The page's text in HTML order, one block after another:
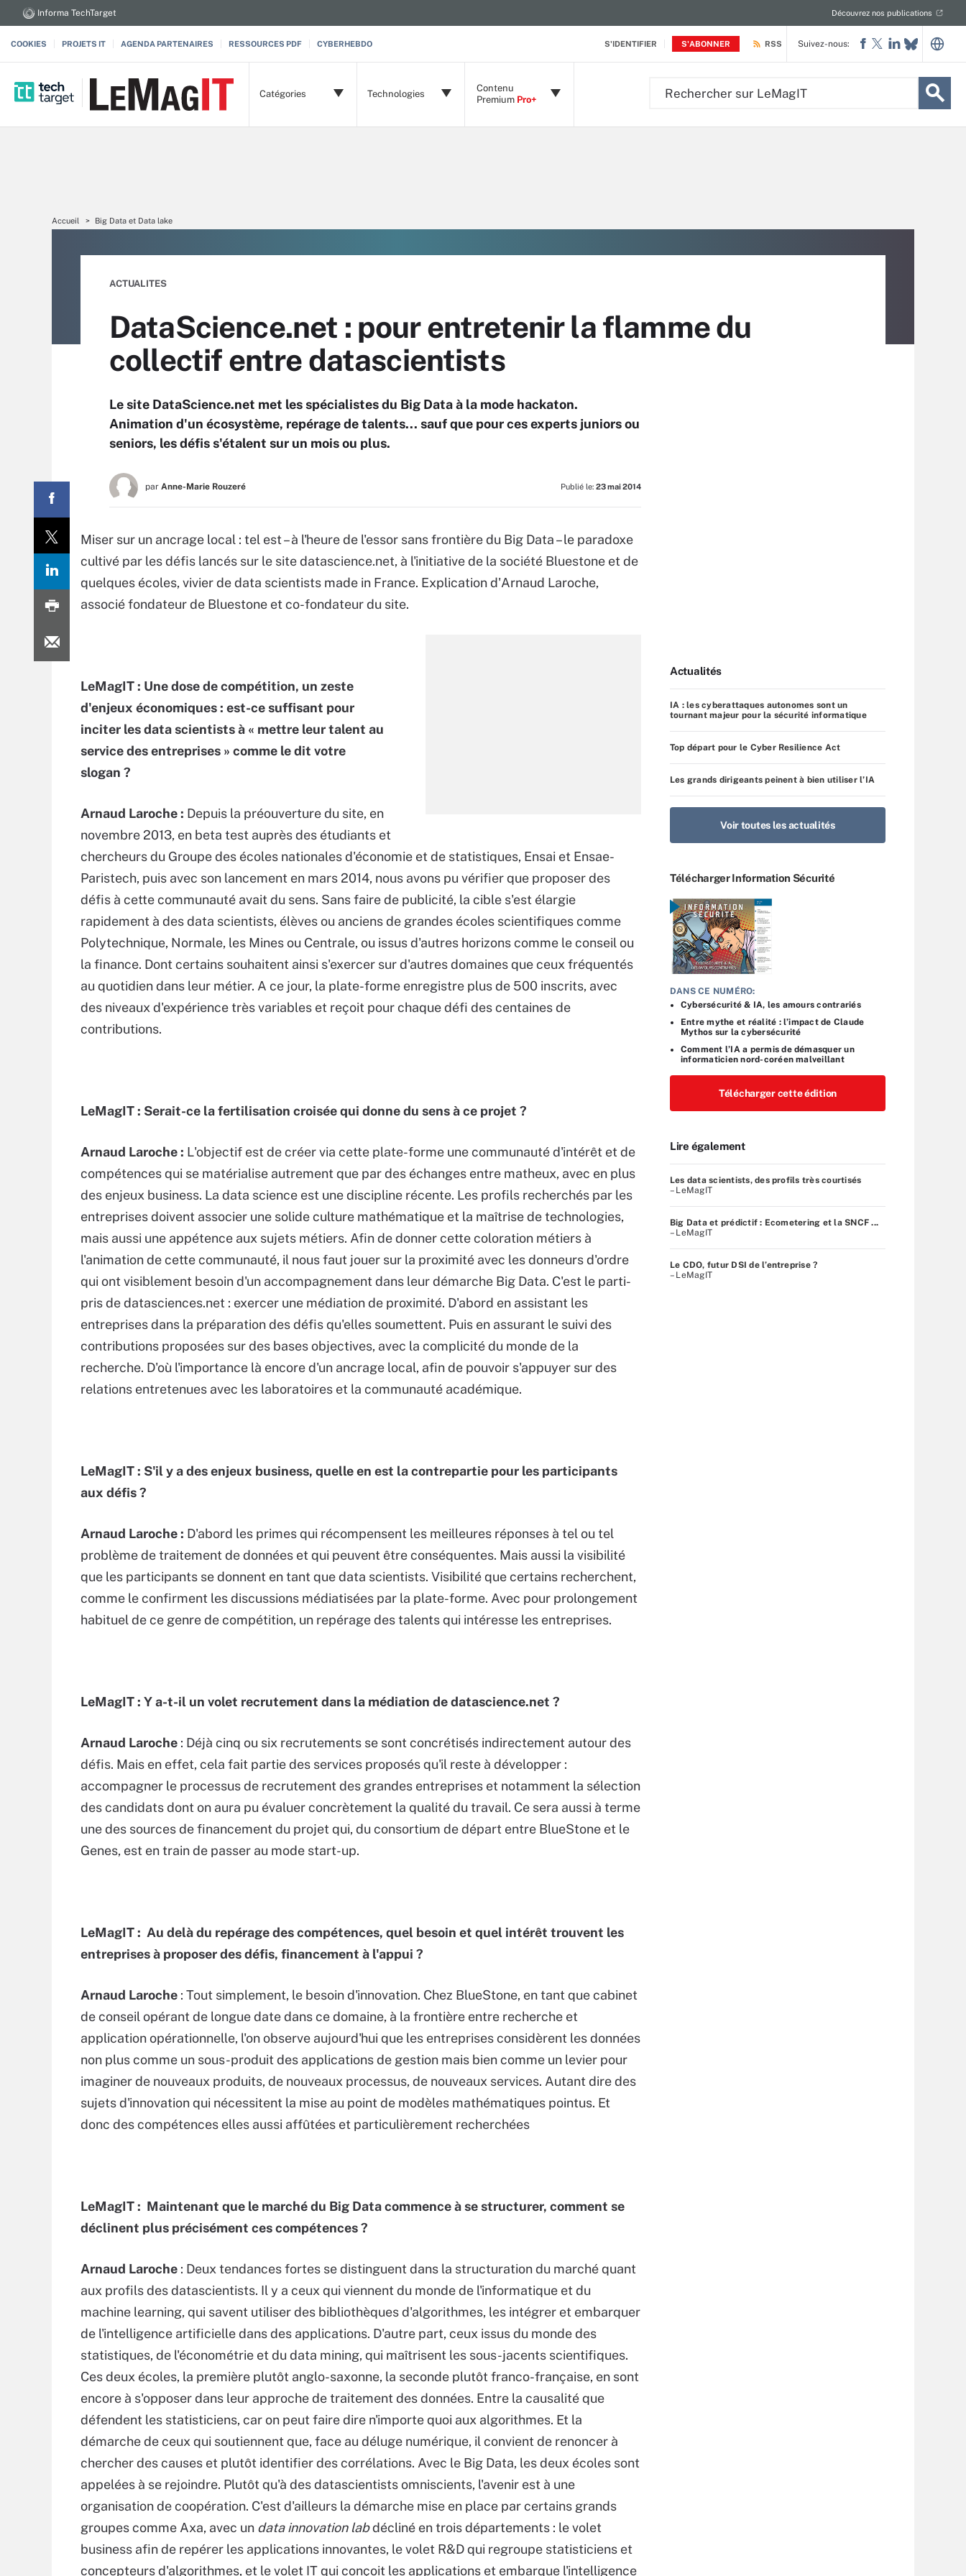
S'IDENTIFIER S'ABONNER
Informa TechTarget Découvrez nos publications
COOKIES PROJETS IT AGENDA PARTENAIRES RESSOURCES PDF CYBERHEBDO RSS
Catégories Technologies
Contenu
Premium Pro+
Suivez-nous:
Accueil Big Data et Data lake
ACTUALITES
DataScience.net : pour entretenir la flamme du
collectif entre datascientists
Le site DataScience.net met les spécialistes du Big Data à la mode hackaton.
Animation d'un écosystème, repérage de talents... sauf que pour ces experts juniors ou
seniors, les défis s'étalent sur un mois ou plus.
par Anne-Marie Rouzeré Publié le: 23 mai 2014
Miser sur un ancrage local : tel est – à l'heure de l'essor sans frontière du Big Data – le paradoxe
cultivé par les défis lancés sur le site datascience.net, à l'initiative de la société Bluestone et de
quelques écoles, vivier de data scientists made in France. Explication d'Arnaud Laroche,
associé fondateur de Bluestone et co-fondateur du site.
LeMagIT : Une dose de compétition, un zeste
d'enjeux économiques : est-ce suffisant pour
inciter les data scientists à « mettre leur talent au
service des entreprises » comme le dit votre
slogan ?
Arnaud Laroche : Depuis la préouverture du site, en
novembre 2013, en beta test auprès des étudiants et
chercheurs du Groupe des écoles nationales d'économie et de statistiques, Ensai et Ensae-
Paristech, puis avec son lancement en mars 2014, nous avons pu vérifier que proposer des
défis à cette communauté avait du sens. Sans faire de publicité, la cible s'est élargie
rapidement à des data scientists, élèves ou anciens de grandes écoles scientifiques comme
Polytechnique, Normale, les Mines ou Centrale, ou issus d'autres horizons comme le conseil ou
la finance. Dont certains souhaitent ainsi s'exercer sur d'autres domaines que ceux fréquentés
au quotidien dans leur métier. A ce jour, la plate-forme enregistre plus de 500 inscrits, avec
des niveaux d'expérience très variables et reçoit pour chaque défi des centaines de
contributions.
LeMagIT : Serait-ce la fertilisation croisée qui donne du sens à ce projet ?
Arnaud Laroche : L'objectif est de créer via cette plate-forme une communauté d'intérêt et de
compétences qui se matérialise autrement que par des échanges entre matheux, avec en plus
des enjeux business. La data science est une discipline récente. Les profils recherchés par les
entreprises doivent associer une solide culture mathématique et la maîtrise de technologies,
mais aussi une appétence aux sujets métiers. Afin de donner cette coloration métiers à
l'animation de cette communauté, il nous faut jouer sur la proximité avec les donneurs d'ordre
qui ont visiblement besoin d'un accompagnement dans leur démarche Big Data. C'est le parti-
pris de datasciences.net : exercer une médiation de proximité. D'abord en assistant les
entreprises dans la préparation des défis qu'elles soumettent. Puis en assurant le suivi des
contributions proposées sur des bases objectives, avec la complicité du monde de la
recherche. D'où l'importance là encore d'un ancrage local, afin de pouvoir s'appuyer sur des
relations entretenues avec les laboratoires et la communauté académique.
LeMagIT : S'il y a des enjeux business, quelle en est la contrepartie pour les participants
aux défis ?
Arnaud Laroche : D'abord les primes qui récompensent les meilleures réponses à tel ou tel
problème de traitement de données et qui peuvent être conséquentes. Mais aussi la visibilité
que les participants se donnent en tant que data scientists. Visibilité que certains recherchent,
comme le confirment les discussions médiatisées par la plate-forme. Avec pour prolongement
habituel de ce genre de compétition, un repérage des talents qui intéresse les entreprises.
LeMagIT : Y a-t-il un volet recrutement dans la médiation de datascience.net ?
Arnaud Laroche : Déjà cinq ou six recrutements se sont concrétisés indirectement autour des
défis. Mais en effet, cela fait partie des services proposés qu'il reste à développer :
accompagner le processus de recrutement des grandes entreprises et notamment la sélection
des candidats dont on aura pu évaluer concrètement la qualité du travail. Ce sera aussi à terme
une des sources de financement du projet qui, du consortium de départ entre BlueStone et le
Genes, est en train de passer au mode start-up.
LeMagIT : Au delà du repérage des compétences, quel besoin et quel intérêt trouvent les
entreprises à proposer des défis, financement à l'appui ?
Arnaud Laroche : Tout simplement, le besoin d'innovation. Chez BlueStone, en tant que cabinet
de conseil opérant de longue date dans ce domaine, à la frontière entre recherche et
application opérationnelle, l'on observe aujourd'hui que les entreprises considèrent les données
non plus comme un sous-produit des applications de gestion mais bien comme un levier pour
imaginer de nouveaux produits, de nouveaux processus, de nouveaux services. Autant dire des
sujets d'innovation qui nécessitent la mise au point de modèles mathématiques pointus. Et
donc des compétences elles aussi affûtées et particulièrement recherchées
LeMagIT : Maintenant que le marché du Big Data commence à se structurer, comment se
déclinent plus précisément ces compétences ?
Arnaud Laroche : Deux tendances fortes se distinguent dans la structuration du marché quant
aux profils des datascientists. Il y a ceux qui viennent du monde de l'informatique et du
machine learning, qui savent utiliser des bibliothèques d'algorithmes, les intégrer et embarquer
de l'intelligence artificielle dans des applications. D'autre part, ceux issus du monde des
statistiques, de l'économétrie et du data mining, qui maîtrisent les sous-jacents scientifiques.
Ces deux écoles, la première plutôt anglo-saxonne, la seconde plutôt franco-française, en sont
encore à s'opposer dans leur approche de traitement des données. Entre la causalité que
défendent les statisticiens, car on peut faire dire n'importe quoi aux algorithmes. Et la
démarche de ceux qui soutiennent que, face au déluge numérique, il convient de renoncer à
chercher des causes et plutôt identifier des corrélations. Avec le Big Data, les deux écoles sont
appelées à se rejoindre. Plutôt qu'à des datascientists omniscients, l'avenir est à une
organisation de coopération. C'est d'ailleurs la démarche mise en place par certains grands
groupes comme Axa, avec un data innovation labdécliné en trois départements : le volet
business afin de repérer les applications innovantes, le volet R&D qui regroupe statisticiens et
concepteurs d'algorithmes, et le volet IT qui conçoit les applications et embarque l'intelligence
Actualités
IA : les cyberattaques autonomes sont un
tournant majeur pour la sécurité informatique
Top départ pour le Cyber Resilience Act
Les grands dirigeants peinent à bien utiliser l’IA
Voir toutes les actualités
Télécharger Information Sécurité
DANS CE NUMÉRO:
Cybersécurité & IA, les amours contrariés
Entre mythe et réalité : l’impact de Claude
Mythos sur la cybersécurité
Comment l’IA a permis de démasquer un
informaticien nord-coréen malveillant
Télécharger cette édition
Lire également
Les data scientists, des profils très courtisés
– LeMagIT
Big Data et prédictif : Ecometering et la SNCF ...
– LeMagIT
Le CDO, futur DSI de l’entreprise ?
– LeMagIT